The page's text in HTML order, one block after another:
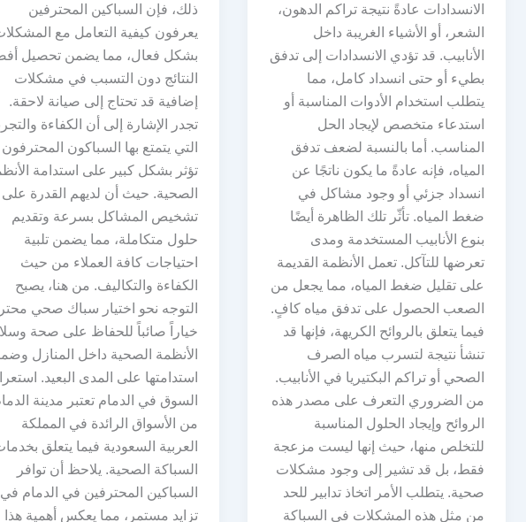
الانسدادات عادةً نتيجة تراكم الدهون،
الشعر، أو الأشياء الغريبة داخل
الأنابيب. قد تؤدي الانسدادات إلى تدفق
بطيء أو حتى انسداد كامل، مما
يتطلب استخدام الأدوات المناسبة أو
استدعاء متخصص لإيجاد الحل
المناسب. أما بالنسبة لضعف تدفق
المياه، فإنه عادةً ما يكون ناتجًا عن
انسداد جزئي أو وجود مشاكل في
ضغط المياه. تأثّر تلك الظاهرة أيضًا
بنوع الأنابيب المستخدمة ومدى
تعرضها للتآكل. تعمل الأنظمة القديمة
على تقليل ضغط المياه، مما يجعل من
الصعب الحصول على تدفق مياه كافٍ.
فيما يتعلق بالروائح الكريهة، فإنها قد
تنشأ نتيجة لتسرب مياه الصرف
الصحي أو تراكم البكتيريا في الأنابيب.
من الضروري التعرف على مصدر هذه
الروائح وإيجاد الحلول المناسبة
للتخلص منها، حيث إنها ليست مزعجة
فقط، بل قد تشير إلى وجود مشكلات
صحية. يتطلب الأمر اتخاذ تدابير للحد
من مثل هذه المشكلات في السباكة
ذلك، فإن السباكين المحترفين
يعرفون كيفية التعامل مع
بشكل فعال، مما يضمن تحصيل
النتائج دون التسبب في مشكلات
إضافية قد تحتاج إلى صيانة لاحقة.
تجدر الإشارة إلى أن الكفاءة
التي يتمتع بها السباكون المحترفون
تؤثر بشكل كبير على استدامة
الصحية. حيث أن لديهم القدرة على
تشخيص المشاكل بسرعة وتقديم
حلول متكاملة، مما يضمن تلبية
احتياجات كافة العملاء من حيث
الكفاءة والتكاليف. من هنا، يصبح
التوجه نحو اختيار سباك صحي
خياراً صائباً للحفاظ على صحة
الأنظمة الصحية داخل المنازل
استدامتها على المدى البعيد.
السوق في الدمام تعتبر مدينة
من الأسواق الرائدة في المملكة
العربية السعودية فيما يتعلق
السباكة الصحية. يلاحظ أن توافر
السباكين المحترفين في الدمام في
تزايد مستمر، مما يعكس أهمية هذا